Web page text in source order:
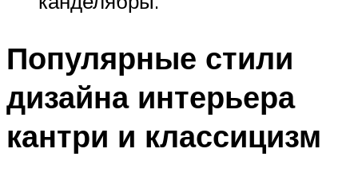
Популярные стили
дизайна интерьера
кантри и классицизм